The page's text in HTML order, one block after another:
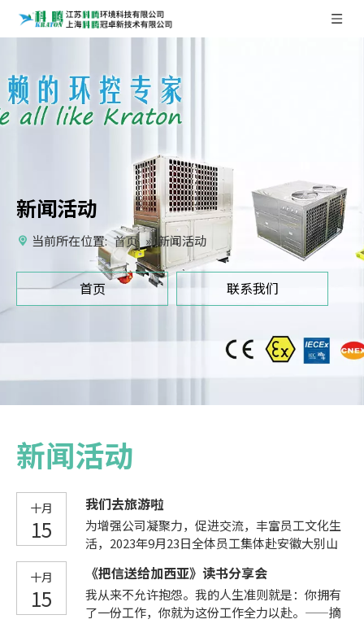
新闻活动
当前所在位置: 首页 » 新闻活动
首页 联系我们
新闻活动
十月
15
我们去旅游啦
为增强公司凝聚力，促进交流，丰富员工文化生
活，2023年9月23日全体员工集体赴安徽大别山
十月
15
《把信送给加西亚》读书分享会
我从来不允许抱怨。我的人生准则就是：你拥有
了一份工作，你就为这份工作全力以赴。——摘